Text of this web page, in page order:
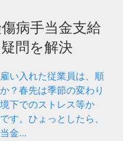
病手当金支給
問を解決
い入れた従業員は、順
？春先は季節の変わり
下でのストレス等か
す。ひょっとしたら、
金…